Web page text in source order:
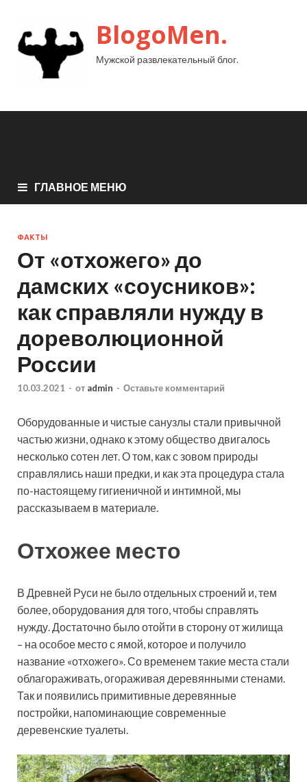
BlogoMen.
Мужской развлекательный блог.
ГЛАВНОЕ МЕНЮ
ФАКТЫ
От «отхожего» до
дамских «соусников»:
как справляли нужду в
дореволюционной
России
10.03.2021 - от admin - Оставьте комментарий
Оборудованные и чистые санузлы стали привычной
частью жизни, однако к этому общество двигалось
несколько сотен лет. О том, как с зовом природы
справлялись наши предки, и как эта процедура стала
по-настоящему гигиеничной и интимной, мы
рассказываем в материале.
Отхожее место
В Древней Руси не было отдельных строений и, тем
более, оборудования для того, чтобы справлять
нужду. Достаточно было отойти в сторону от жилища
– на особое место с ямой, которое и получило
название «отхожего». Со временем такие места стали
облагораживать, огораживая деревянными стенами.
Так и появились примитивные деревянные
постройки, напоминающие современные
деревенские туалеты.